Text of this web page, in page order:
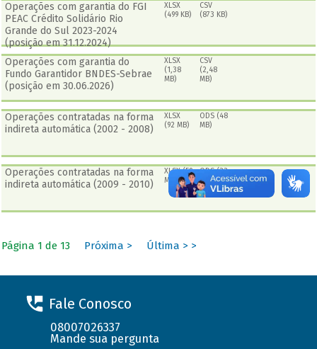
Operações com garantia do FGI
PEAC Crédito Solidário Rio
Grande do Sul 2023-2024
(posição em 31.12.2024)
XLSX
(499 KB)
CSV
(873 KB)
Operações com garantia do
Fundo Garantidor BNDES-Sebrae
(posição em 30.06.2026)
XLSX
(1,38
MB)
CSV
(2,48
MB)
Operações contratadas na forma
indireta automática (2002 - 2008)
XLSX
(92 MB)
ODS (48
MB)
Operações contratadas na forma
indireta automática (2009 - 2010)
XLSX (59
MB)
ODS (33
MB)
Página 1 de 13 Próxima > Última > >
Fale Conosco
08007026337
Mande sua pergunta